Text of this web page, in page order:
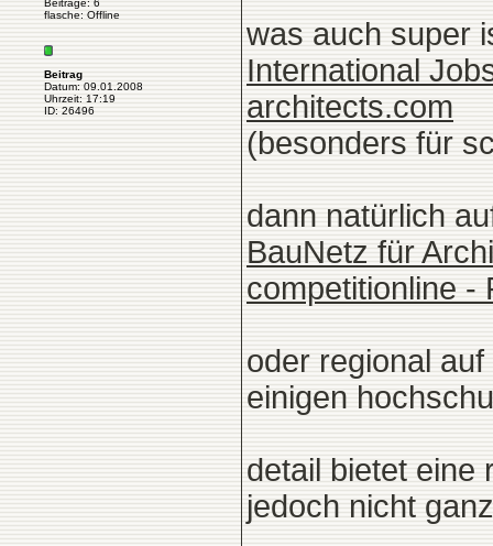
Beiträge: 6
flasche: Offline
Beitrag
Datum: 09.01.2008
Uhrzeit: 17:19
ID: 26496
was auch super
International
architects.com
(besonders für
dann natürlich
BauNetz für
competitionline -
oder regional
einigen
detail bietet eine
jedoch nicht